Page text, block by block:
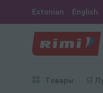
Estonian English
Товары 🛒